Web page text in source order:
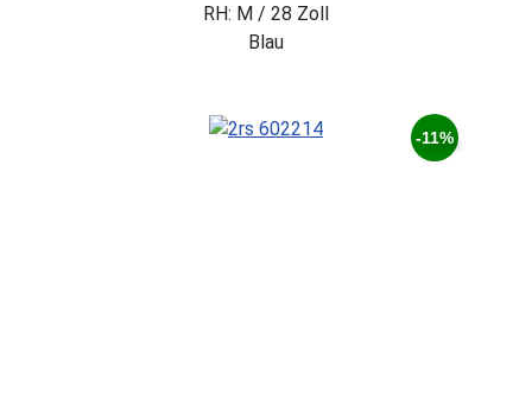
RH: M / 28 Zoll
Blau
-11%